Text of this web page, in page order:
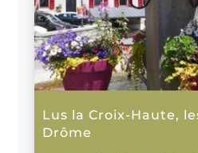
Lus la Croix-Haute,
Drôme